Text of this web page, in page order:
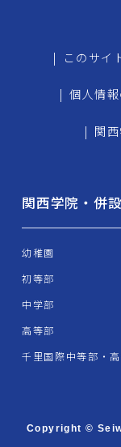
| このサイ
| 個人情
| 関
関西学院・併
幼稚園
初等部
中学部
高等部
千里国際中等部・
Copyright ©